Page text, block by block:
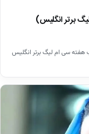
هفته سی ام لیگ برتر انگلیس